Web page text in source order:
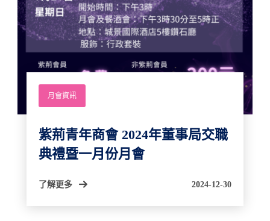
月會資訊
紫荊青年商會 2024年董事局交職
典禮暨一月份月會
了解更多 2024-12-30